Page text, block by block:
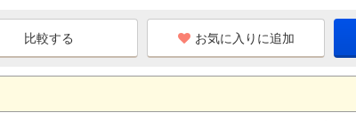
お気に入りに追加